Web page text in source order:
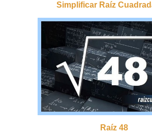
Simplificar Raíz
Raíz 48